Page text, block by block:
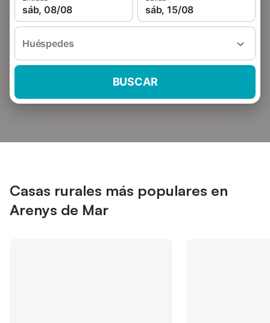
sáb, 08/08 sáb, 15/08
Huéspedes
BUSCAR
Casas rurales más populares en
Arenys de Mar